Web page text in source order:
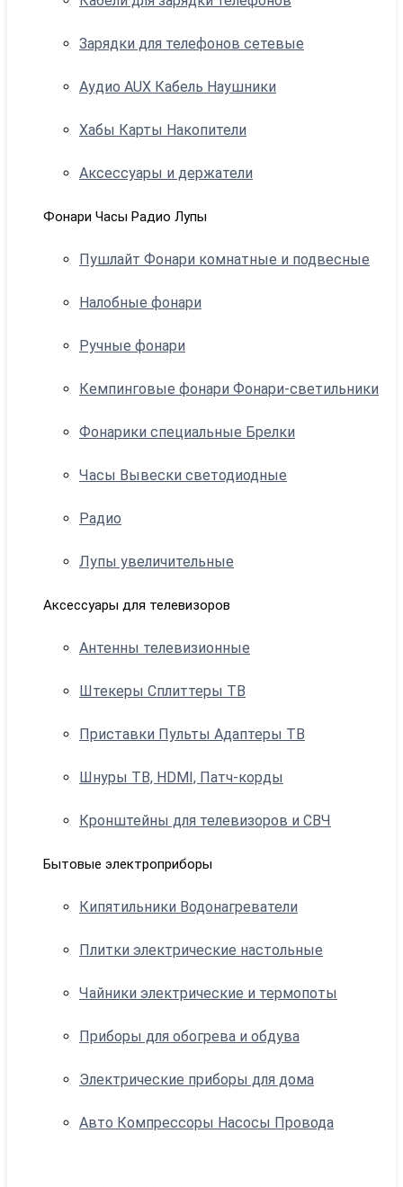
Зарядки для телефонов сетевые
Аудио AUX Кабель Наушники
Хабы Карты Накопители
Аксессуары и держатели
Фонари Часы Радио Лупы
Пушлайт Фонари комнатные и подвесные
Налобные фонари
Ручные фонари
Кемпинговые фонари Фонари-светильники
Фонарики специальные Брелки
Часы Вывески светодиодные
Радио
Лупы увеличительные
Аксессуары для телевизоров
Антенны телевизионные
Штекеры Сплиттеры ТВ
Приставки Пульты Адаптеры ТВ
Шнуры ТВ, HDMI, Патч-корды
Кронштейны для телевизоров и СВЧ
Бытовые электроприборы
Кипятильники Водонагреватели
Плитки электрические настольные
Чайники электрические и термопоты
Приборы для обогрева и обдува
Электрические приборы для дома
Авто Компрессоры Насосы Провода